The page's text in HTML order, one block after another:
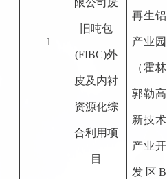
1
旧吨包
(FIBC)外
皮及内衬
资源化综
合利用项
目
再生铝
产业园
（霍林
郭勒高
新技术
产业开
发区B